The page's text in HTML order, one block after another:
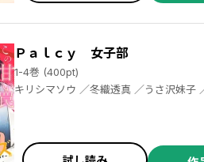
Ｐａｌｃｙ 女子部
1-4巻 (400pt)
キリシマソウ ／冬織透真 ／うさ沢妹子 ／蟻子 ／松本藍 ／ナナセ ／柚井ふうこ ／春巻はるな ／長谷垣なるみ ／岩井あき ／杜若わか ／七都サマ